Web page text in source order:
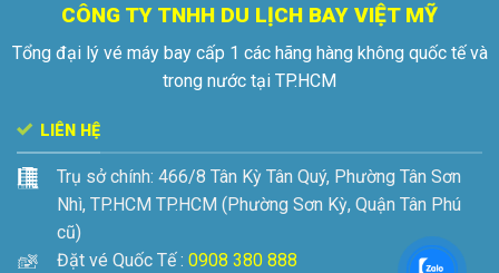
CÔNG TY TNHH DU LỊCH BAY VIỆT MỸ
Tổng đại lý vé máy bay cấp 1 các hãng hàng không quốc tế và
trong nước tại TP.HCM
LIÊN HỆ
Trụ sở chính: 466/8 Tân Kỳ Tân Quý, Phường Tân Sơn
Nhì, TP.HCM TP.HCM (Phường Sơn Kỳ, Quận Tân Phú
cũ)
Đặt vé Quốc Tế : 0908 380 888